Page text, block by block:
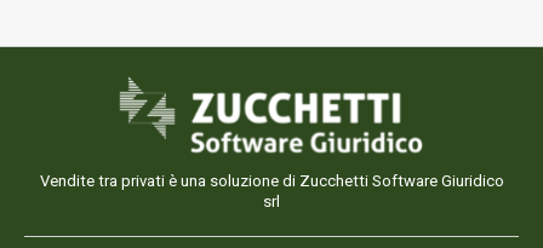
Vendite tra privati è una soluzione di Zucchetti Software Giuridico
srl